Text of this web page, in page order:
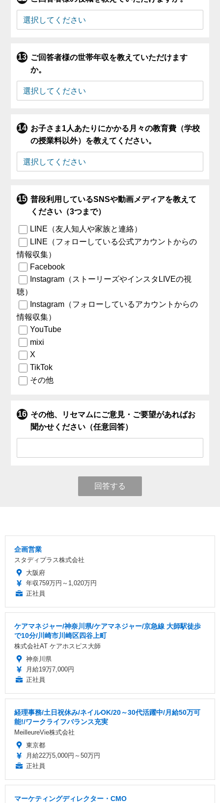
ご回答者様の世帯年収を教えていただけます
か。
お子さま1人あたりにかかる月々の教育費（学校
の授業料以外）を教えてください。
普段利用しているSNSや動画メディアを教えて
ください（3つまで）
LINE（友人知人や家族と連絡）
LINE（フォローしている公式アカウントからの
情報収集）
Facebook
Instagram（ストーリーズやインスタLIVEの視
聴）
Instagram（フォローしているアカウントからの
情報収集）
YouTube
mixi
X
TikTok
その他
その他、リセマムにご意見・ご要望があればお
聞かせください（任意回答）
回答する
企画営業
スタディプラス株式会社
大阪府
年収759万円～1,020万円
正社員
ケアマネジャー/神奈川県/ケアマネジャー/京急線 大師駅徒歩
で10分/川崎市川崎区四谷上町
株式会社AT ケアホスピス大師
神奈川県
月給19万7,000円
正社員
経理事務/土日祝休み/ネイルOK/20～30代活躍中/月給50万可
能!/ワークライフバランス充実
MeilleureVie株式会社
東京都
月給22万5,000円～50万円
正社員
マーケティングディレクター・CMO